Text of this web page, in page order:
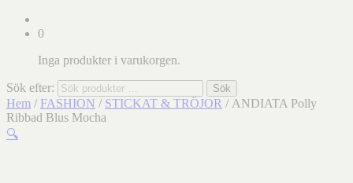
0
Inga produkter i varukorgen.
Sök efter: Sök
Hem / FASHION / STICKAT & TRÖJOR / ANDIATA Polly
Ribbad Blus Mocha
🔍